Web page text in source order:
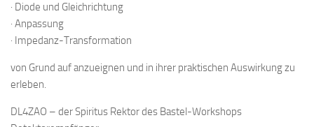
· Diode und Gleichrichtung
· Anpassung
· Impedanz-Transformation
von Grund auf anzueignen und in ihrer praktischen Auswirkung zu
erleben.
DL4ZAO – der Spiritus Rektor des Bastel-Workshops